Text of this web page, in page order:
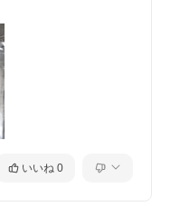
いいね 0